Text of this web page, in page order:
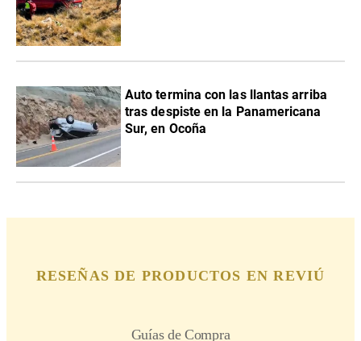
Auto termina con las llantas arriba
tras despiste en la Panamericana
Sur, en Ocoña